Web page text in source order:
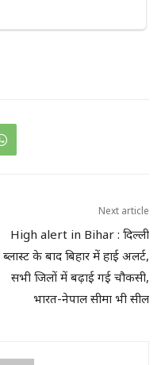
Next article
High alert in Bihar : दिल्ली
ब्लास्ट के बाद बिहार में हाई अलर्ट,
सभी जिलों में बढ़ाई गई चौकसी,
भारत-नेपाल सीमा भी सील